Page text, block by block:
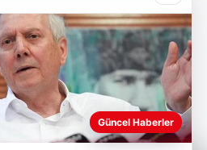
Güncel Haberler